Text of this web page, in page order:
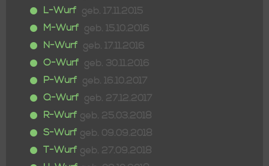
L-Wurf geb. 17.11.2015
M-Wurf geb. 15.10.2016
N-Wurf geb. 17.11.2016
O-Wurf geb. 30.11.2016
P-Wurf geb. 16.10.2017
Q-Wurf geb. 27.12.2017
R-Wurf geb. 25.03.2018
S-Wurf geb. 09.09.2018
T-Wurf geb. 27.09.2018